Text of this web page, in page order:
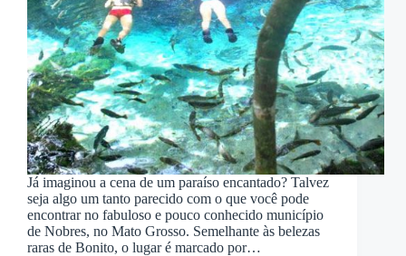
Já imaginou a cena de um paraíso encantado? Talvez
seja algo um tanto parecido com o que você pode
encontrar no fabuloso e pouco conhecido município
de Nobres, no Mato Grosso. Semelhante às belezas
raras de Bonito, o lugar é marcado por…